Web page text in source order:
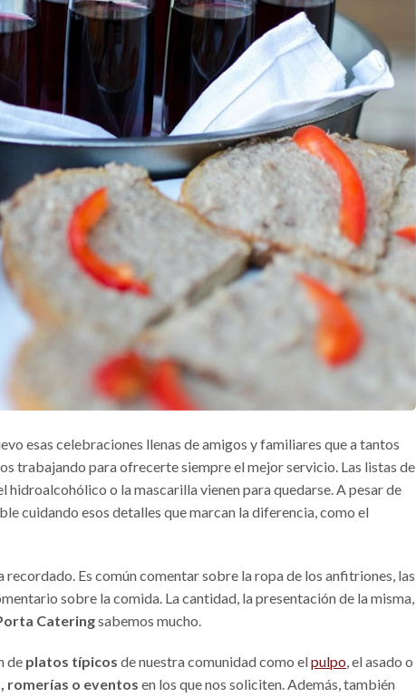
esas celebraciones llenas de amigos y familiares que a tantos
trabajando para ofrecerte siempre el mejor servicio. Las listas de
o la mascarilla vienen para quedarse. A pesar de
cuidando esos detalles que marcan la diferencia, como el
Es común comentar sobre la ropa de los anfitriones, las
sobre la comida. La cantidad, la presentación de la misma,
Cateringsabemos mucho.
de platos típicos de nuestra comunidad como elpulpo, el asado o
romerías o eventos en los que nos soliciten. Además, también